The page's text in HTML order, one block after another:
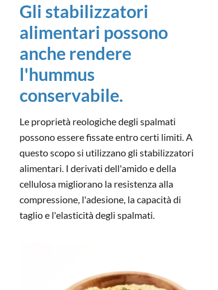
Gli stabilizzatori
alimentari possono
anche rendere
l'hummus
conservabile.
Le proprietà reologiche degli spalmati
possono essere fissate entro certi limiti. A
questo scopo si utilizzano gli stabilizzatori
alimentari. I derivati dell'amido e della
cellulosa migliorano la resistenza alla
compressione, l'adesione, la capacità di
taglio e l'elasticità degli spalmati.